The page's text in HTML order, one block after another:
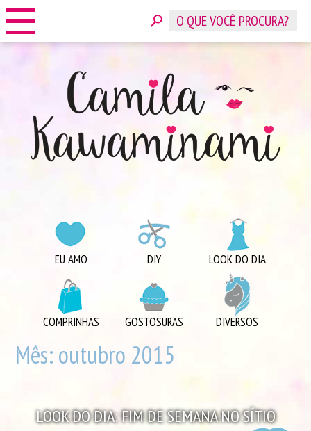
CONTATO
CATEGORIAS
COMPRINHAS
DIVERSOS
EU AMO
INSPIRAÇÕES
EU AMO DIY LOOK DO DIA
COMPRINHAS GOSTOSURAS DIVERSOS
Mês:outubro 2015
LOOK DO DIA: FIM DE SEMANA NO SÍTIO